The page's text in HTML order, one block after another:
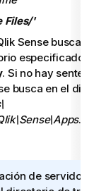
Files/'
Sensebusca el
especificado por
. Si no hay sentencia
busca en el
.
de servidor de